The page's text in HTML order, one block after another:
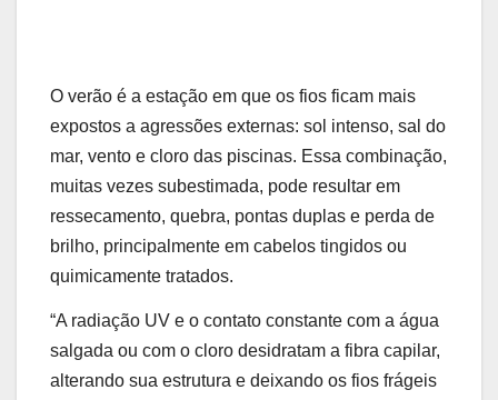
O verão é a estação em que os fios ficam mais
expostos a agressões externas: sol intenso, sal do
mar, vento e cloro das piscinas. Essa combinação,
muitas vezes subestimada, pode resultar em
ressecamento, quebra, pontas duplas e perda de
brilho, principalmente em cabelos tingidos ou
quimicamente tratados.
“A radiação UV e o contato constante com a água
salgada ou com o cloro desidratam a fibra capilar,
alterando sua estrutura e deixando os fios frágeis